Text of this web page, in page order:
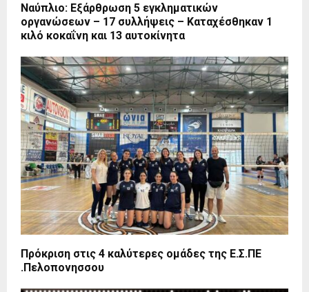
Ναύπλιο: Εξάρθρωση 5 εγκληματικών
οργανώσεων – 17 συλλήψεις – Καταχέσθηκαν 1
κιλό κοκαΐνη και 13 αυτοκίνητα
Πρόκριση στις 4 καλύτερες ομάδες της Ε.Σ.ΠΕ
.Πελοπονησσου